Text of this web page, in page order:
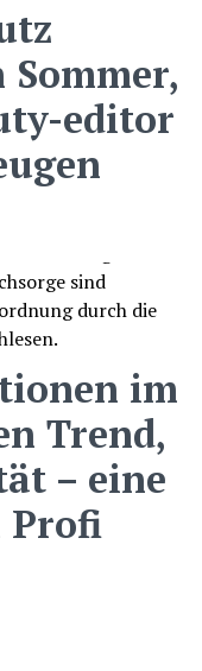
editor
im
Trend,
– eine
Profi